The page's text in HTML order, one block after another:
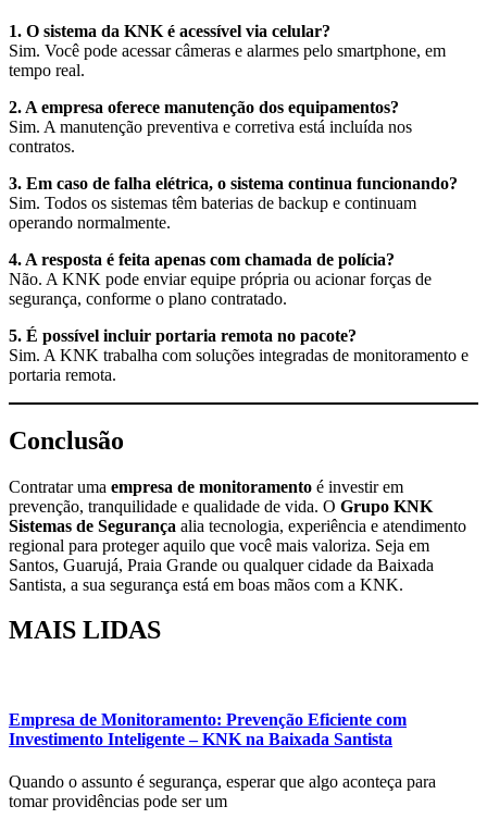
1. O sistema da KNK é acessível via celular?
Sim. Você pode acessar câmeras e alarmes pelo smartphone, em
tempo real.
2. A empresa oferece manutenção dos equipamentos?
Sim. A manutenção preventiva e corretiva está incluída nos
contratos.
3. Em caso de falha elétrica, o sistema continua funcionando?
Sim. Todos os sistemas têm baterias de backup e continuam
operando normalmente.
4. A resposta é feita apenas com chamada de polícia?
Não. A KNK pode enviar equipe própria ou acionar forças de
segurança, conforme o plano contratado.
5. É possível incluir portaria remota no pacote?
Sim. A KNK trabalha com soluções integradas de monitoramento e
portaria remota.
Conclusão
Contratar uma empresa de monitoramento é investir em
prevenção, tranquilidade e qualidade de vida. O Grupo KNK
Sistemas de Segurança alia tecnologia, experiência e atendimento
regional para proteger aquilo que você mais valoriza. Seja em
Santos, Guarujá, Praia Grande ou qualquer cidade da Baixada
Santista, a sua segurança está em boas mãos com a KNK.
MAIS LIDAS
Empresa de Monitoramento: Prevenção Eficiente com
Investimento Inteligente – KNK na Baixada Santista
Quando o assunto é segurança, esperar que algo aconteça para
tomar providências pode ser um